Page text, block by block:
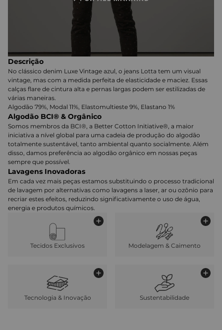
Descrição
No clássico denim Luxe Vintage azul, o jeans Lotta tem um visual
vintage, mas com a medida perfeita de elasticidade e maciez. Essas
calças flare de cintura alta e pernas largas podem ser estilizadas de
várias maneiras.
Algodão 79%, Modal 11%, Elastomultieste 9%, Elastano 1%
Algodão BCI® & Orgânico
Somos membros da BCI®, a Better Cotton Initiative®, a maior
iniciativa a nível global para uma cadeia de produção do algodão
totalmente sustentável, tanto ambiental quanto socialmente. Além
disso, damos preferência ao algodão orgânico em nossas peças
sempre que possível.
Lavagens Inovadoras
Em cada vez mais peças estamos substituindo o processo tradicional
de lavagem por alternativas como lavagens a laser, ar ou ozônio para
recriar estes efeitos, reduzindo significativamente o uso de água,
energia e produtos químicos.
Tecidos Exclusivos Modelagem & Caimento
Tecnologia & Inovação Sustentabilidade